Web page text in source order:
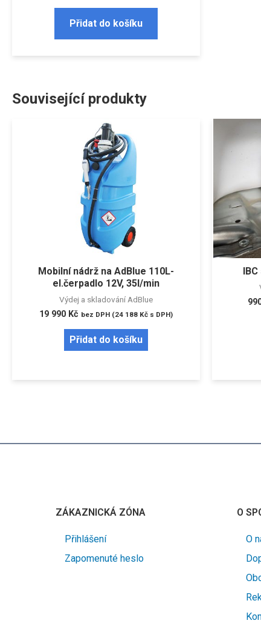
Přidat do košíku
Související produkty
Mobilní nádrž na AdBlue 110L-
el.čerpadlo 12V, 35l/min
Výdej a skladování AdBlue
19 990 Kč bez DPH (24 188 Kč s DPH)
Přidat do košíku
ZÁKAZNICKÁ ZÓNA
Přihlášení
Zapomenuté heslo
O
O